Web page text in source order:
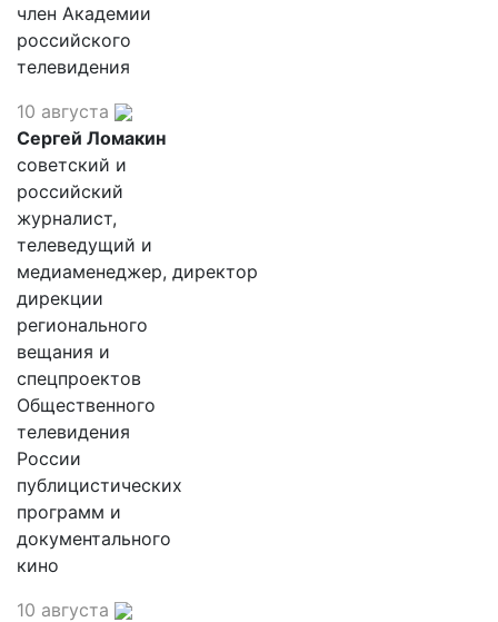
член Академии
российского
телевидения
10 августа
Сергей Ломакин
советский и
российский
журналист,
телеведущий и
медиаменеджер, директор
дирекции
регионального
вещания и
спецпроектов
Общественного
телевидения
России
публицистических
программ и
документального
кино
10 августа